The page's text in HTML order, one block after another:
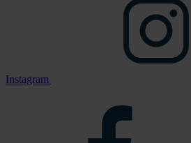
Instagram